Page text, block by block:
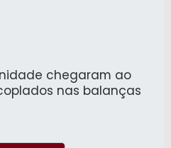
chegaram ao
nas balanças